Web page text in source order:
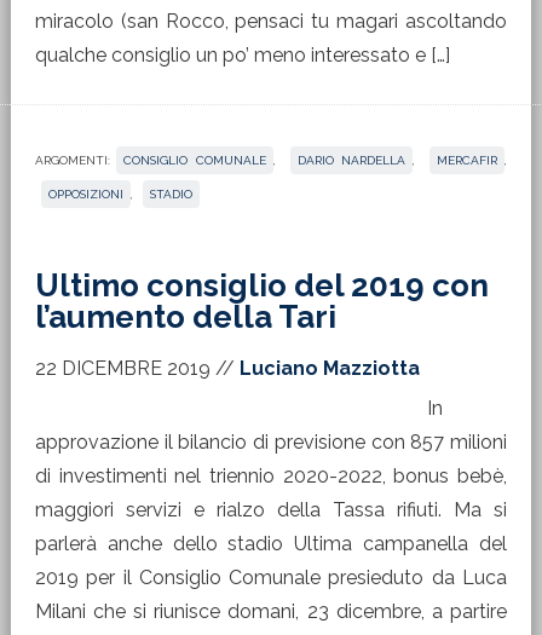
miracolo (san Rocco, pensaci tu magari ascoltando
qualche consiglio un po’ meno interessato e […]
ARGOMENTI: CONSIGLIO COMUNALE DARIO NARDELLA MERCAFIR
OPPOSIZIONI STADIO
Ultimo consiglio del 2019 con
l’aumento della Tari
22 DICEMBRE 2019 // Luciano Mazziotta
In
approvazione il bilancio di previsione con 857 milioni
di investimenti nel triennio 2020-2022, bonus bebè,
maggiori servizi e rialzo della Tassa rifiuti. Ma si
parlerà anche dello stadio Ultima campanella del
2019 per il Consiglio Comunale presieduto da Luca
Milani che si riunisce domani, 23 dicembre, a partire